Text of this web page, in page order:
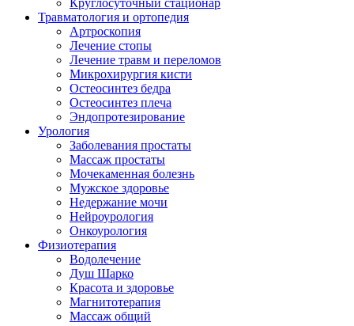
Круглосуточный стационар
Травматология и ортопедия
Aртроскопия
Лечение стопы
Лечение травм и переломов
Микрохирургия кисти
Остеосинтез бедра
Остеосинтез плеча
Эндопротезирование
Урология
Заболевания простаты
Массаж простаты
Мочекаменная болезнь
Мужское здоровье
Недержание мочи
Нейроурология
Онкоурология
Физиотерапия
Водолечение
Душ Шарко
Красота и здоровье
Магнитотерапия
Массаж общий